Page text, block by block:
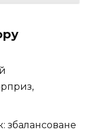
збалансоване